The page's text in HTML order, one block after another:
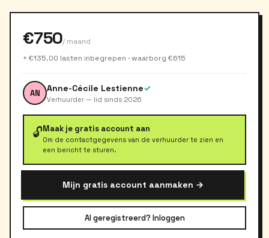
€750/ maand
+ €135.00 lasten inbegrepen · waarborg €615
AN Anne-Cécile Lestienne✓
Verhuurder — lid sinds 2026
🔓Maak je gratis account aan
Om de contactgegevens van de verhuurder te zien en
een bericht te sturen.
Mijn gratis account aanmaken →
Al geregistreerd? Inloggen